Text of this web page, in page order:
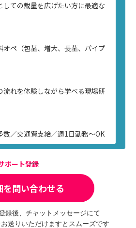
しての裁量を広げたい方に最適な
オペ（包茎、増大、長茎、パイプ
流れを体験しながら学べる現場研
数／交通費支給／週1日勤務〜OK
ポート登録
を問い合わせる
録後、チャットメッセージにて
お送りいただけますとスムーズです